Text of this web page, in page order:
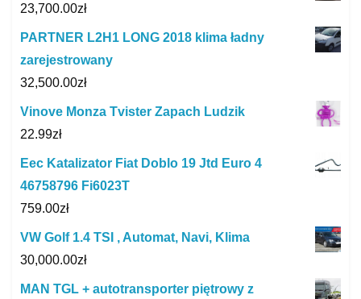
23,700.00zł
PARTNER L2H1 LONG 2018 klima ładny
zarejestrowany
32,500.00zł
Vinove Monza Tvister Zapach Ludzik
22.99zł
Eec Katalizator Fiat Doblo 19 Jtd Euro 4
46758796 Fi6023T
759.00zł
VW Golf 1.4 TSI , Automat, Navi, Klima
30,000.00zł
MAN TGL + autotransporter piętrowy z